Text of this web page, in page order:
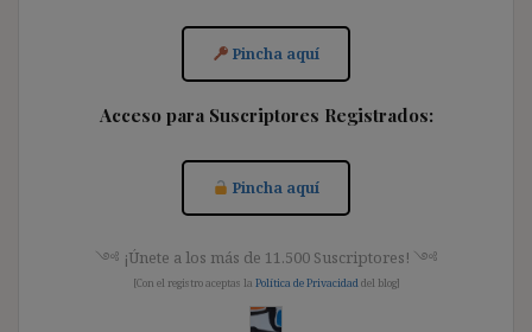
Pincha aquí
Acceso para Suscriptores Registrados:
Pincha aquí
༺ ¡Únete a los más de 11.500 Suscriptores! ༺
[Con el registro aceptas la Política de Privacidad del blog]